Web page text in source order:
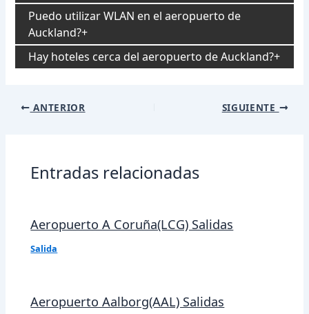
Puedo utilizar WLAN en el aeropuerto de
Auckland?
Hay hoteles cerca del aeropuerto de Auckland?
Navegación
ANTERIOR SIGUIENTE
Entradas relacionadas
Aeropuerto A Coruña(LCG) Salidas
Salida
Aeropuerto Aalborg(AAL) Salidas